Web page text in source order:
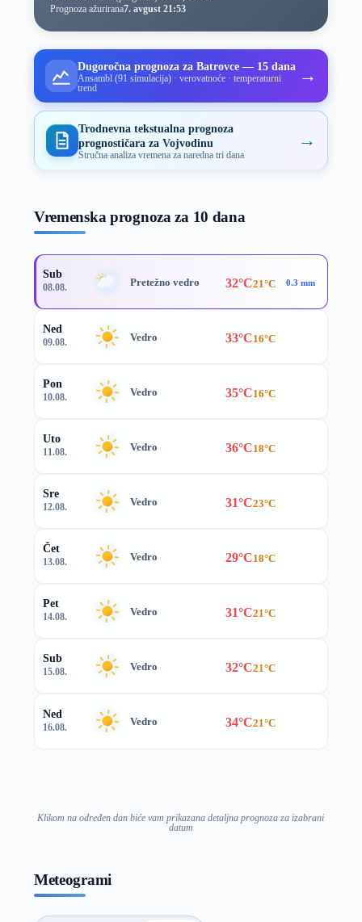
Prognoza ažurirana7. avgust 21:53
Dugoročna prognoza za Batrovce — 15 dana
Ansambl (91 simulacija) · verovatnoće · temperaturni
trend
→
Trodnevna tekstualna prognoza
prognostičara za Vojvodinu
Stručna analiza vremena za naredna tri dana
→
Vremenska prognoza za 10 dana
Sub
08.08. Pretežno vedro 32°C21°C 0.3 mm
Ned
09.08. Vedro 33°C16°C
Pon
10.08. Vedro 35°C16°C
Uto
11.08. Vedro 36°C18°C
Sre
12.08. Vedro 31°C23°C
Čet
13.08. Vedro 29°C18°C
Pet
14.08. Vedro 31°C21°C
Sub
15.08. Vedro 32°C21°C
Ned
16.08. Vedro 34°C21°C
Klikom na određen dan biće vam prikazana detaljna prognoza za izabrani
datum
Meteogrami